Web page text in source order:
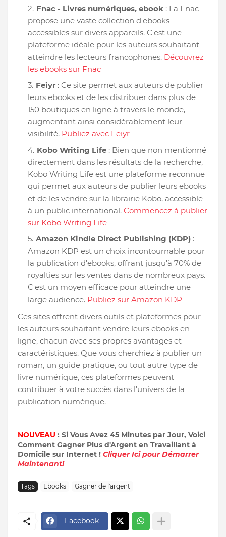
Fnac - Livres numériques, ebook : La Fnac
propose une vaste collection d'ebooks
accessibles sur divers appareils. C'est une
plateforme idéale pour les auteurs souhaitant
atteindre les lecteurs francophones. Découvrez
les ebooks sur Fnac
Feiyr : Ce site permet aux auteurs de publier
leurs ebooks et de les distribuer dans plus de
150 boutiques en ligne à travers le monde,
augmentant ainsi considérablement leur
visibilité. Publiez avec Feiyr
Kobo Writing Life : Bien que non mentionné
directement dans les résultats de la recherche,
Kobo Writing Life est une plateforme reconnue
qui permet aux auteurs de publier leurs ebooks
et de les vendre sur la librairie Kobo, accessible
à un public international. Commencez à publier
sur Kobo Writing Life
Amazon Kindle Direct Publishing (KDP) :
Amazon KDP est un choix incontournable pour
la publication d'ebooks, offrant jusqu'à 70% de
royalties sur les ventes dans de nombreux pays.
C'est un moyen efficace pour atteindre une
large audience. Publiez sur Amazon KDP
Ces sites offrent divers outils et plateformes pour
les auteurs souhaitant vendre leurs ebooks en
ligne, chacun avec ses propres avantages et
caractéristiques. Que vous cherchiez à publier un
roman, un guide pratique, ou tout autre type de
livre numérique, ces plateformes peuvent
contribuer à votre succès dans l'univers de la
publication numérique.
NOUVEAU : Si Vous Avez 45 Minutes par Jour, Voici
Comment Gagner Plus d'Argent en Travaillant à
Domicile sur Internet ! Cliquer Ici pour Démarrer
Maintenant!
Tags Ebooks Gagner de l'argent
Facebook